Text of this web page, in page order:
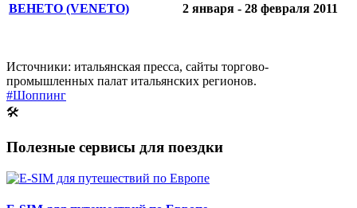
ВЕНЕТО (VENETO) 2 января - 28 февраля 2011
Источники: итальянская пресса, сайты торгово-
промышленных палат итальянских регионов.
#Шоппинг
🛠
Полезные сервисы для поездки